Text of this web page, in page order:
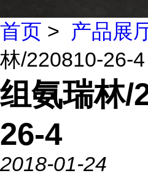
首页 > 产品展
林/220810-26-4
组氨瑞林/
26-4
2018-01-24